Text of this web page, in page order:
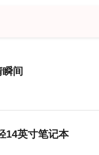
间
14英寸笔记本